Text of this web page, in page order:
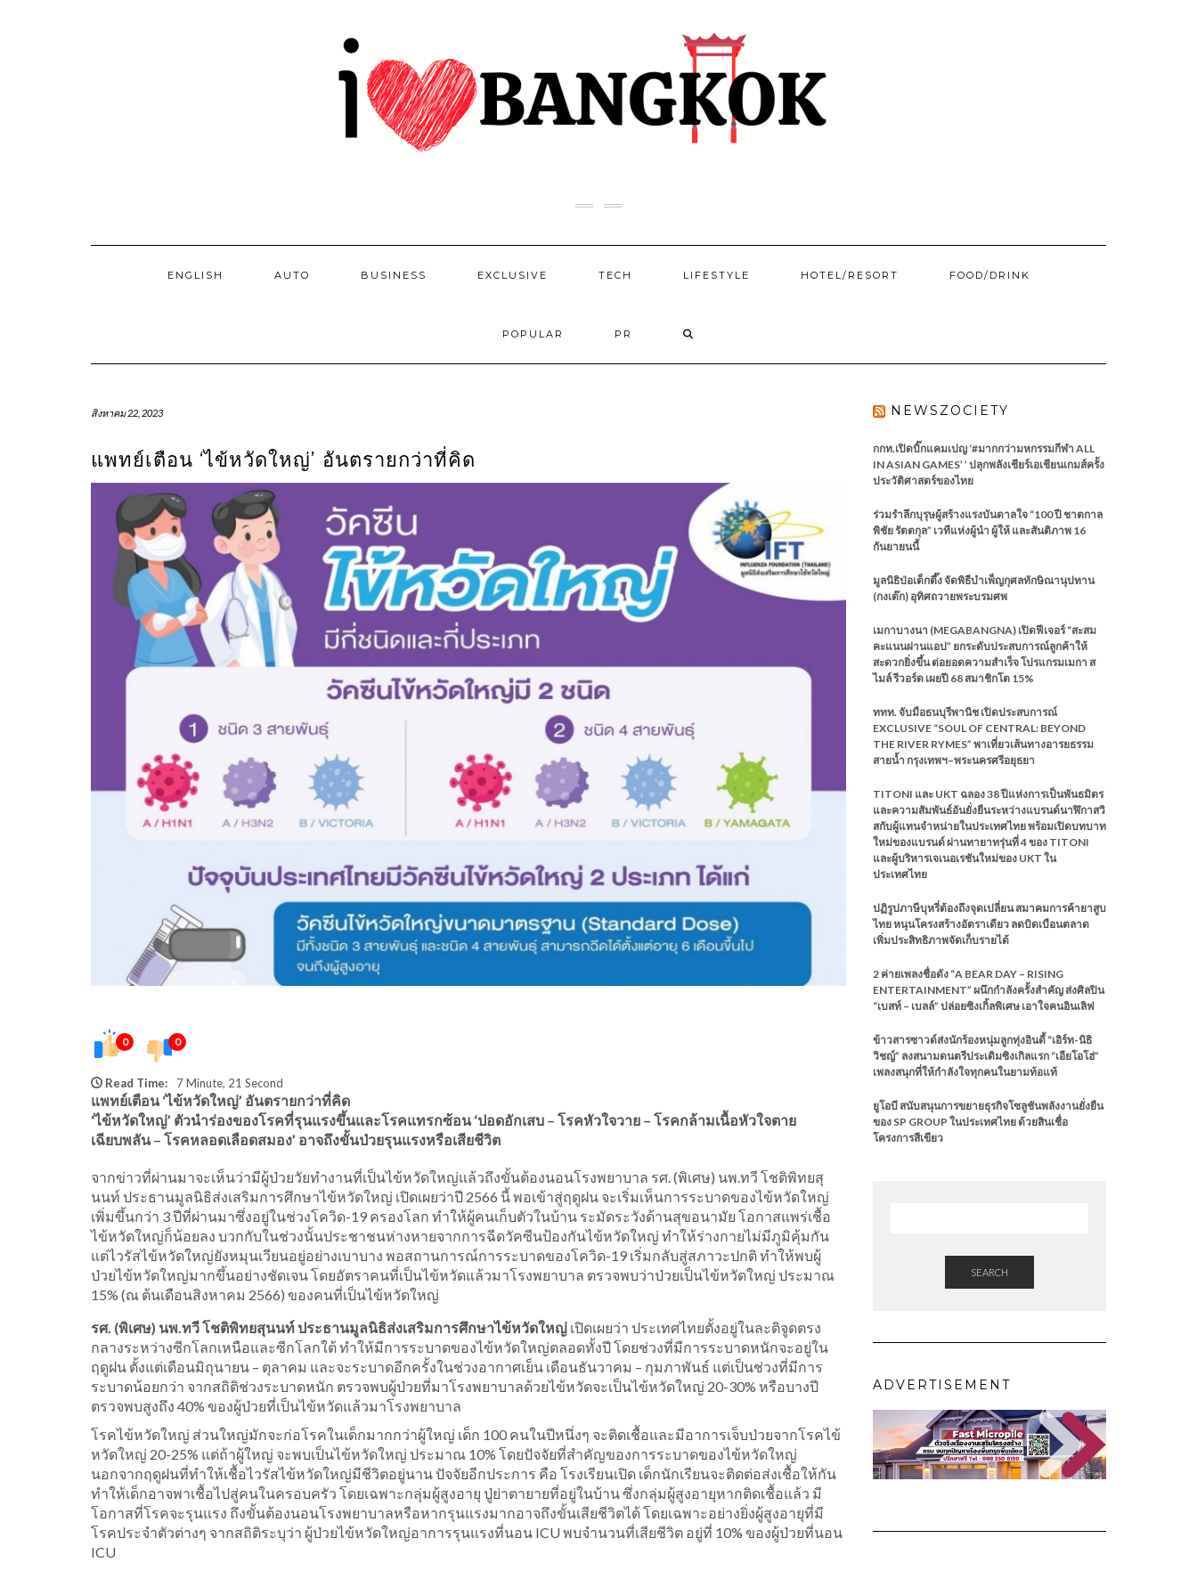
ENGLISH AUTO BUSINESS EXCLUSIVE TECH LIFESTYLE HOTEL/​RESORT FOOD/DRINK
POPULAR PR
สิงหาคม 22, 2023
แพทย์เตือน ‘ไข้หวัดใหญ่’ อันตรายกว่าที่คิด
0 0
Read Time: 7 Minute, 21 Second
แพทย์เตือน ‘ไข้หวัดใหญ่’ อันตรายกว่าที่คิด
‘ไข้หวัดใหญ่’ ตัวนำร่องของโรคที่รุนแรงขึ้นและโรคแทรกซ้อน ‘ปอดอักเสบ – โรคหัวใจวาย – โรคกล้ามเนื้อหัวใจตาย
เฉียบพลัน – โรคหลอดเลือดสมอง’ อาจถึงขั้นป่วยรุนแรงหรือเสียชีวิต
จากข่าวที่ผ่านมาจะเห็นว่ามีผู้ป่วยวัยทำงานที่เป็นไข้หวัดใหญ่แล้วถึงขั้นต้องนอนโรงพยาบาล รศ. (พิเศษ) นพ.ทวี โชติพิทยสุ
นนท์ ประธานมูลนิธิส่งเสริมการศึกษาไข้หวัดใหญ่ เปิดเผยว่าปี 2566 นี้ พอเข้าสู่ฤดูฝน จะเริ่มเห็นการระบาดของไข้หวัดใหญ่
เพิ่มขึ้นกว่า 3 ปีที่ผ่านมาซึ่งอยู่ในช่วงโควิด-19 ครองโลก ทำให้ผู้คนเก็บตัวในบ้าน ระมัดระวังด้านสุขอนามัย โอกาสแพร่เชื้อ
ไข้หวัดใหญ่ก็น้อยลง บวกกับในช่วงนั้นประชาชนห่างหายจากการฉีดวัคซีนป้องกันไข้หวัดใหญ่ ทำให้ร่างกายไม่มีภูมิคุ้มกัน
แต่ไวรัสไข้หวัดใหญ่ยังหมุนเวียนอยู่อย่างเบาบาง พอสถานการณ์การระบาดของโควิด-19 เริ่มกลับสู่สภาวะปกติ ทำให้พบผู้
ป่วยไข้หวัดใหญ่มากขึ้นอย่างชัดเจน โดยอัตราคนที่เป็นไข้หวัดแล้วมาโรงพยาบาล ตรวจพบว่าป่วยเป็นไข้หวัดใหญ่ ประมาณ
15% (ณ ต้นเดือนสิงหาคม 2566) ของคนที่เป็นไข้หวัดใหญ่
รศ. (พิเศษ) นพ.ทวี โชติพิทยสุนนท์ ประธานมูลนิธิส่งเสริมการศึกษาไข้หวัดใหญ่ เปิดเผยว่า ประเทศไทยตั้งอยู่ในละติจูดตรง
กลางระหว่างซีกโลกเหนือและซีกโลกใต้ ทำให้มีการระบาดของไข้หวัดใหญ่ตลอดทั้งปี โดยช่วงที่มีการระบาดหนักจะอยู่ใน
ฤดูฝน ตั้งแต่เดือนมิถุนายน – ตุลาคม และจะระบาดอีกครั้งในช่วงอากาศเย็น เดือนธันวาคม – กุมภาพันธ์ แต่เป็นช่วงที่มีการ
ระบาดน้อยกว่า จากสถิติช่วงระบาดหนัก ตรวจพบผู้ป่วยที่มาโรงพยาบาลด้วยไข้หวัดจะเป็นไข้หวัดใหญ่ 20-30% หรือบางปี
ตรวจพบสูงถึง 40% ของผู้ป่วยที่เป็นไข้หวัดแล้วมาโรงพยาบาล
โรคไข้หวัดใหญ่ ส่วนใหญ่มักจะก่อโรคในเด็กมากกว่าผู้ใหญ่ เด็ก 100 คนในปีหนึ่งๆ จะติดเชื้อและมีอาการเจ็บป่วยจากโรคไข้
หวัดใหญ่ 20-25% แต่ถ้าผู้ใหญ่ จะพบเป็นไข้หวัดใหญ่ ประมาณ 10% โดยปัจจัยที่สำคัญของการระบาดของไข้หวัดใหญ่
นอกจากฤดูฝนที่ทำให้เชื้อไวรัสไข้หวัดใหญ่มีชีวิตอยู่นาน ปัจจัยอีกประการ คือ โรงเรียนเปิด เด็กนักเรียนจะติดต่อส่งเชื้อให้กัน
ทำให้เด็กอาจพาเชื้อไปสู่คนในครอบครัว โดยเฉพาะกลุ่มผู้สูงอายุ ปู่ย่าตายายที่อยู่ในบ้าน ซึ่งกลุ่มผู้สูงอายุหากติดเชื้อแล้ว มี
โอกาสที่โรคจะรุนแรง ถึงขั้นต้องนอนโรงพยาบาลหรือหากรุนแรงมากอาจถึงขั้นเสียชีวิตได้ โดยเฉพาะอย่างยิ่งผู้สูงอายุที่มี
โรคประจำตัวต่างๆ จากสถิติระบุว่า ผู้ป่วยไข้หวัดใหญ่อาการรุนแรงที่นอน ICU พบจำนวนที่เสียชีวิต อยู่ที่ 10% ของผู้ป่วยที่นอน
ICU
NEWSZOCIETY
กกท.เปิดบิ๊กแคมเปญ ‘#มากกว่ามหกรรมกีฬา ALL
IN ASIAN GAMES’ ’ ปลุกพลังเชียร์เอเชียนเกมส์ครั้ง
ประวัติศาสตร์ของไทย
ร่วมรำลึกบุรุษผู้สร้างแรงบันดาลใจ “100 ปี ชาตกาล
พิชัย รัตตกุล” เวทีแห่งผู้นำ ผู้ให้ และสันติภาพ 16
กันยายนนี้
มูลนิธิป่อเต็กตึ๊ง จัดพิธีบำเพ็ญกุศลทักษิณานุปทาน
(กงเต๊ก) อุทิศถวายพระบรมศพ
เมกาบางนา (MEGABANGNA) เปิดฟีเจอร์ “สะสม
คะแนนผ่านแอป” ยกระดับประสบการณ์ลูกค้าให้
สะดวกยิ่งขึ้น ต่อยอดความสำเร็จ โปรแกรมเมกา ส
ไมล์ รีวอร์ด เผยปี 68 สมาชิกโต 15%
ททท. จับมือธนบุรีพานิช เปิดประสบการณ์
EXCLUSIVE “SOUL OF CENTRAL: BEYOND
THE RIVER RYMES” พาเที่ยวเส้นทางอารยธรรม
สายน้ำ กรุงเทพฯ–พระนครศรีอยุธยา
TITONI และ UKT ฉลอง 38 ปีแห่งการเป็นพันธมิตร
และความสัมพันธ์อันยั่งยืนระหว่างแบรนด์นาฬิกาสวิ
สกับผู้แทนจำหน่ายในประเทศไทย พร้อมเปิดบทบาท
ใหม่ของแบรนด์ ผ่านทายาทรุ่นที่ 4 ของ TITONI
และผู้บริหารเจเนอเรชันใหม่ของ UKT ใน
ประเทศไทย
ปฏิรูปภาษีบุหรี่ต้องถึงจุดเปลี่ยน สมาคมการค้ายาสูบ
ไทย หนุนโครงสร้างอัตราเดียว ลดบิดเบือนตลาด
เพิ่มประสิทธิภาพจัดเก็บรายได้
2 ค่ายเพลงชื่อดัง “A BEAR DAY – RISING
ENTERTAINMENT” ผนึกกำลังครั้งสำคัญ ส่งศิลปิน
“เบสท์ – เบลล์” ปล่อยซิงเกิ้ลพิเศษ เอาใจคนอินเลิฟ
ข้าวสารซาวด์ส่งนักร้องหนุ่มลูกทุ่งอินดี้ “เอิร์ท-นิธิ
วิชญ์” ลงสนามดนตรีประเดิมซิงเกิลแรก “เอียโอโฮ่”
เพลงสนุกที่ให้กำลังใจทุกคนในยามท้อแท้
ยูโอบี สนับสนุนการขยายธุรกิจโซลูชันพลังงานยั่งยืน
ของ SP GROUP ในประเทศไทย ด้วยสินเชื่อ
โครงการสีเขียว
SEARCH
ADVERTISEMENT